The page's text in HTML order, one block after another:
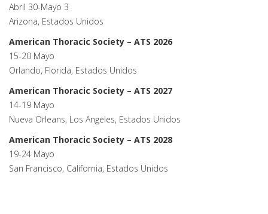
Abril 30-Mayo 3
Arizona, Estados Unidos
American Thoracic Society – ATS 2026
15-20 Mayo
Orlando, Florida, Estados Unidos
American Thoracic Society – ATS 2027
14-19 Mayo
Nueva Orleans, Los Angeles, Estados Unidos
American Thoracic Society – ATS 2028
19-24 Mayo
San Francisco, California, Estados Unidos